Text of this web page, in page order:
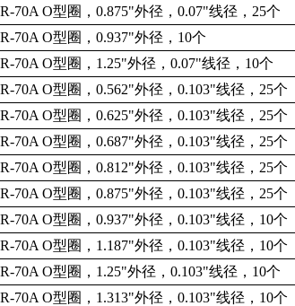
70A O型圈， 0.875"外径， 0.07"线径， 25个
70A O型圈， 0.937"外径， 10个
70A O型圈， 1.25"外径， 0.07"线径， 10个
70A O型圈， 0.562"外径， 0.103"线径， 25个
70A O型圈， 0.625"外径， 0.103"线径， 25个
70A O型圈， 0.687"外径， 0.103"线径， 25个
70A O型圈， 0.812"外径， 0.103"线径， 25个
70A O型圈， 0.875"外径， 0.103"线径， 25个
70A O型圈， 0.937"外径， 0.103"线径， 10个
70A O型圈， 1.187"外径， 0.103"线径， 10个
70A O型圈， 1.25"外径， 0.103"线径， 10个
70A O型圈， 1.313"外径， 0.103"线径， 10个